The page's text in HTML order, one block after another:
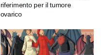
riferimento per il tumore
ovarico